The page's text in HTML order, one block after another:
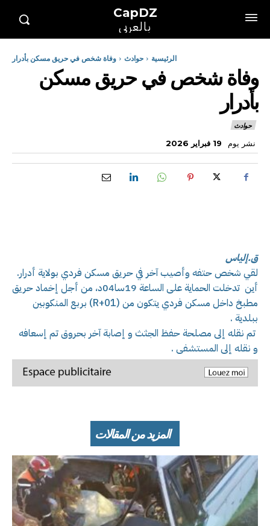
CapDZ
بالعربي
الرئيسية حوادث وفاة شخص في حريق مسكن بأدرار
وفاة شخص في حريق مسكن
بأدرار
حوادث
نشر يوم 19 فبراير 2026
ق.إلياس
لقي شخص حتفه وأصيب آخر في حريق مسكن فردي بولاية أدرار.
أين تدخلت الحماية على الساعة 19سا04د، من أجل إخماد حريق
مطبخ داخل مسكن فردي يتكون من (R+01) بربع المنكوبين
ببلدية .
تم نقله إلى مصلحة حفظ الجثث و إصابة آخر بحروق تم إسعافه
و نقله إلى المستشفى .
المزيد من المقالات